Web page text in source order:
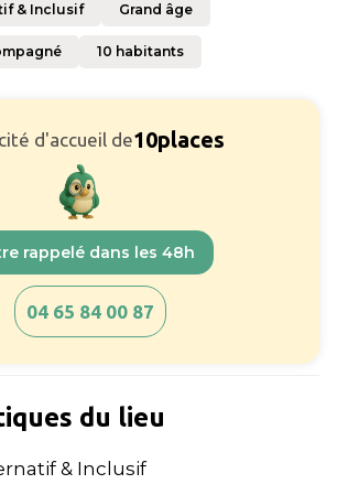
& Inclusif Grand âge
10 habitants
d'accueil de10places
rappelé dans les 48h
04 65 84 00 87
du lieu
& Inclusif